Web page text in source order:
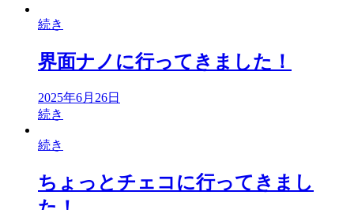
続き
界面ナノに行ってきました！
2025年6月26日
続き
続き
ちょっとチェコに行ってきまし